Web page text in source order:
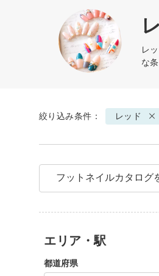
レ
な
絞り込み条件： レッド
フットネイルカタログ
エリア・駅
都道府県